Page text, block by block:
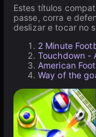
Estes títulos
passe, corra e
deslizar e tocar no
2 Minute
Touchdown -
American
Way of the